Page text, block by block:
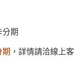
分期
期 ，詳情請洽線上客